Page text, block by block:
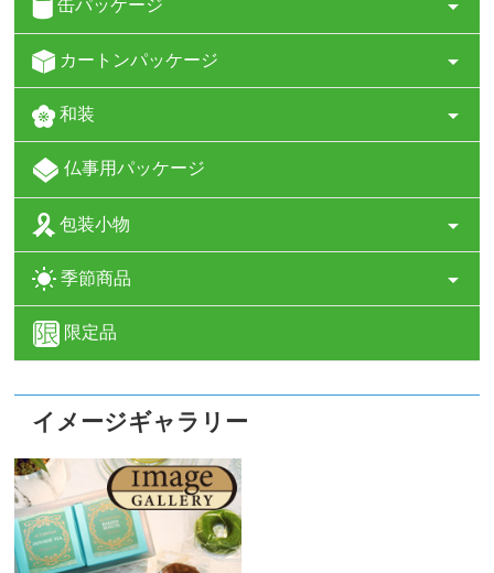
缶パッケージ
カートンパッケージ
和装
仏事用パッケージ
包装小物
季節商品
限定品
イメージギャラリー